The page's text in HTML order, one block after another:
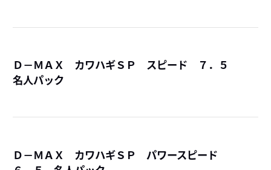
Ｄ－ＭＡＸ カワハギＳＰ スピード ７．５
名人パック
Ｄ－ＭＡＸ カワハギＳＰ パワースピード